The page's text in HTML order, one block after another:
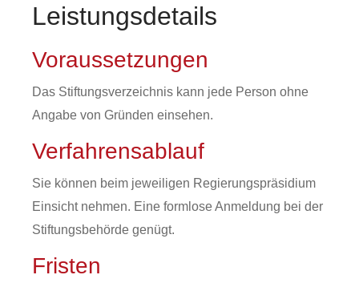
Leistungsdetails
Voraussetzungen
Das Stiftungsverzeichnis kann jede Person ohne
Angabe von Gründen einsehen.
Verfahrensablauf
Sie können beim jeweiligen Regierungspräsidium
Einsicht nehmen. Eine formlose Anmeldung bei der
Stiftungsbehörde genügt.
Fristen